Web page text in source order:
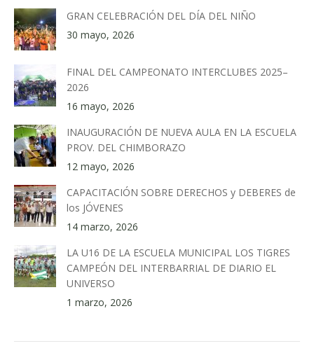
GRAN CELEBRACIÓN DEL DÍA DEL NIÑO
30 mayo, 2026
FINAL DEL CAMPEONATO INTERCLUBES 2025–
2026
16 mayo, 2026
INAUGURACIÓN DE NUEVA AULA EN LA ESCUELA
PROV. DEL CHIMBORAZO
12 mayo, 2026
CAPACITACIÓN SOBRE DERECHOS y DEBERES de
los JÓVENES
14 marzo, 2026
LA U16 DE LA ESCUELA MUNICIPAL LOS TIGRES
CAMPEÓN DEL INTERBARRIAL DE DIARIO EL
UNIVERSO
1 marzo, 2026